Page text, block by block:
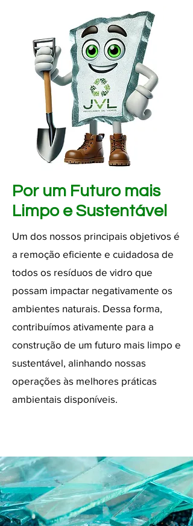
Por um Futuro mais
Limpo e Sustentável
Um dos nossos principais objetivos é
a remoção eficiente e cuidadosa de
todos os resíduos de vidro que
possam impactar negativamente os
ambientes naturais. Dessa forma,
contribuímos ativamente para a
construção de um futuro mais limpo e
sustentável, alinhando nossas
operações às melhores práticas
ambientais disponíveis.